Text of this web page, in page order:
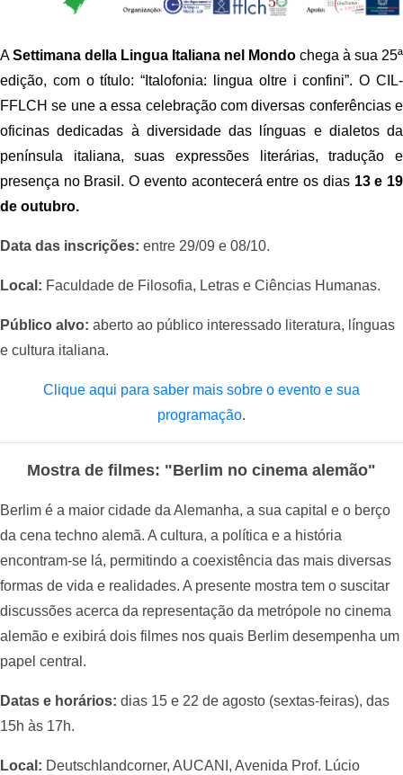
A Settimana della Lingua Italiana nel Mondo chega à sua 25ª
edição, com o título: “Italofonia: lingua oltre i confini”. O CIL-
FFLCH se une a essa celebração com diversas conferências e
oficinas dedicadas à diversidade das línguas e dialetos da
península italiana, suas expressões literárias, tradução e
presença no Brasil. O evento acontecerá entre os dias 13 e 19
de outubro.
Data das inscrições: entre 29/09 e 08/10.
Local: Faculdade de Filosofia, Letras e Ciências Humanas.
Público alvo: aberto ao público interessado literatura, línguas
e cultura italiana.
Clique aqui para saber mais sobre o evento e sua
programação.
Mostra de filmes: "Berlim no cinema alemão"
Berlim é a maior cidade da Alemanha, a sua capital e o berço
da cena techno alemã. A cultura, a política e a história
encontram-se lá, permitindo a coexistência das mais diversas
formas de vida e realidades. A presente mostra tem o suscitar
discussões acerca da representação da metrópole no cinema
alemão e exibirá dois filmes nos quais Berlim desempenha um
papel central.
Datas e horários: dias 15 e 22 de agosto (sextas-feiras), das
15h às 17h.
Local: Deutschlandcorner, AUCANI, Avenida Prof. Lúcio